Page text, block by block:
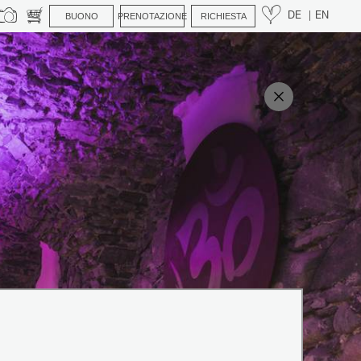
BUONO PRENOTAZIONE RICHIESTA DE EN
necessari sono molto
😊
con video e foto della